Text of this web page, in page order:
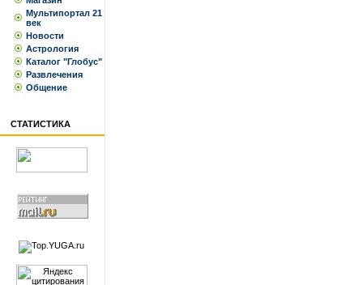
Мультипортал 21
век
Новости
Астрология
Каталог "Глобус"
Развлечения
Общение
СТАТИСТИКА